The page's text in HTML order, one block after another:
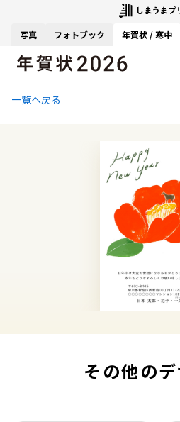
写真 フォトブック 年賀状 / 寒中
一覧へ戻る
その他の